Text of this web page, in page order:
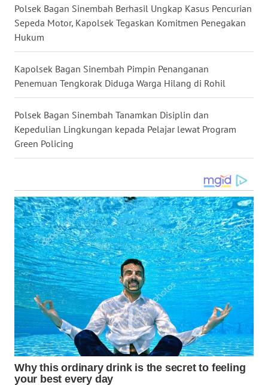
Polsek Bagan Sinembah Berhasil Ungkap Kasus Pencurian
Sepeda Motor, Kapolsek Tegaskan Komitmen Penegakan
Hukum
Kapolsek Bagan Sinembah Pimpin Penanganan
Penemuan Tengkorak Diduga Warga Hilang di Rohil
Polsek Bagan Sinembah Tanamkan Disiplin dan
Kepedulian Lingkungan kepada Pelajar lewat Program
Green Policing
KALBAR
WN
KALTENG
WN
KALTARA
WN
KALSEL
WN
SULSEL
WN
GORONTALO
WN
SULUT
WN